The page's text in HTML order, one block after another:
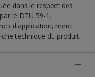
dans le respect des
le DTU 59-1.
d'application, merci
technique du produit.